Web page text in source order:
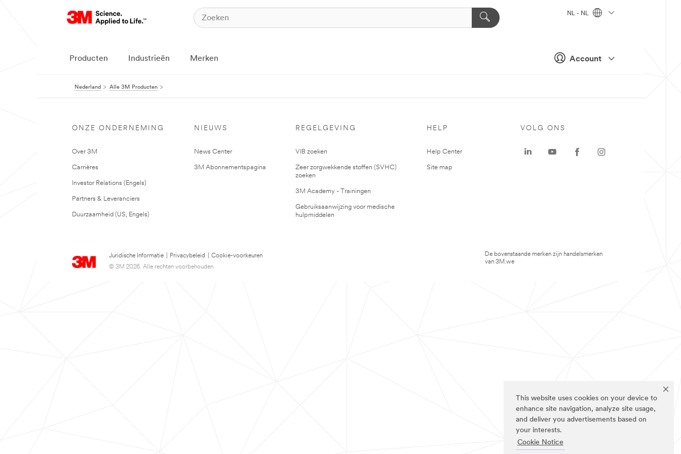
This website uses cookies on your device to
enhance site navigation, analyze site usage,
and deliver you advertisements based on
your interests.
Cookie Notice
Account
NL - NL
Producten Industrieën Merken
Nederland Alle 3M Producten
ONZE ONDERNEMING
Over 3M
Carrières
Investor Relations (Engels)
Partners & Leveranciers
Duurzaamheid (US, Engels)
NIEUWS
News Center
3M Abonnementspagina
REGELGEVING
VIB zoeken
Zeer zorgwekkende stoffen (SVHC)
zoeken
3M Academy - Trainingen
Gebruiksaanwijzing voor medische
hulpmiddelen
HELP
Help Center
Site map
Juridische Informatie Privacybeleid
Cookie-voorkeuren
© 3M 2026. Alle rechten voorbehouden.
VOLG ONS
De bovenstaande merken zijn handelsmerken
van 3M.we